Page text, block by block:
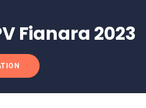
Fianara 2023